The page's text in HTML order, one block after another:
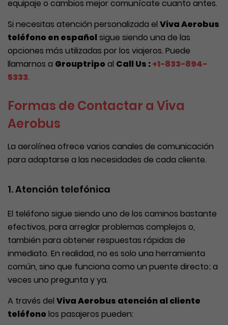
equipaje o cambios mejor comunícate cuanto antes.
Si necesitas atención personalizada el Viva Aerobus
teléfono en español sigue siendo una de las
opciones más utilizadas por los viajeros. Puede
llamarnos a Grouptripo al Call Us : +1-833-894-
5333.
Formas de Contactar a Viva
Aerobus
La aerolínea ofrece varios canales de comunicación
para adaptarse a las necesidades de cada cliente.
1. Atención telefónica
El teléfono sigue siendo uno de los caminos bastante
efectivos, para arreglar problemas complejos o,
también para obtener respuestas rápidas de
inmediato. En realidad, no es solo una herramienta
común, sino que funciona como un puente directo; a
veces uno pregunta y ya.
A través del Viva Aerobus atención al cliente
teléfono los pasajeros pueden: